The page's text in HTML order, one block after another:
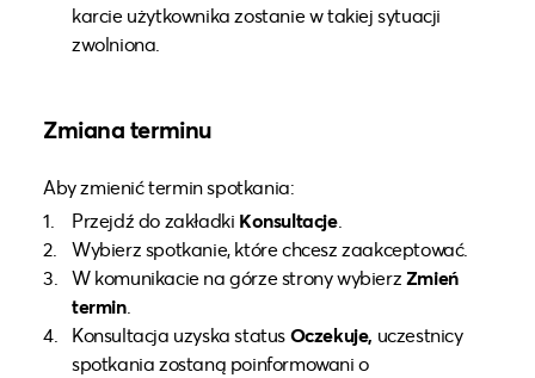
karcie użytkownika zostanie w takiej sytuacji
zwolniona.
Zmiana terminu
Aby zmienić termin spotkania:
Przejdź do zakładki Konsultacje.
Wybierz spotkanie, które chcesz zaakceptować.
W komunikacie na górze strony wybierzZmień
termin.
Konsultacja uzyska statusOczekuje, uczestnicy
spotkania zostaną poinformowani o